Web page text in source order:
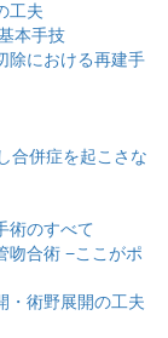
工夫
本手技
除における再建手
合併症を起こさな
術のすべて
吻合術 −ここがポ
・術野展開の工夫